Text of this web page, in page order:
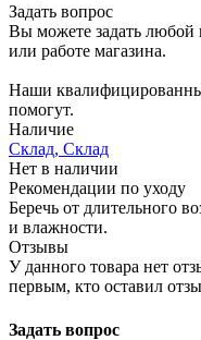
Задать вопрос
Вы можете задать любой
или работе магазина.
Наши
помогут.
Наличие
Склад, Склад
Нет в наличии
Рекомендации по уходу
Беречь от длительного
и влажности.
Отзывы
У данного товара нет
первым, кто оставил
Задать вопрос